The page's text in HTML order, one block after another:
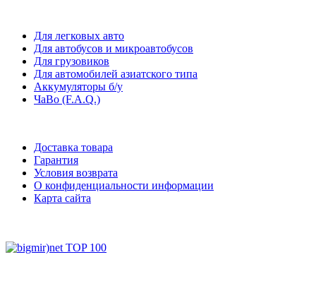
Для легковых авто
Для автобусов и микроавтобусов
Для грузовиков
Для автомобилей азиатского типа
Аккумуляторы б/у
ЧаВо (F.A.Q.)
Доставка товара
Гарантия
Условия возврата
О конфиденциальности информации
Карта сайта